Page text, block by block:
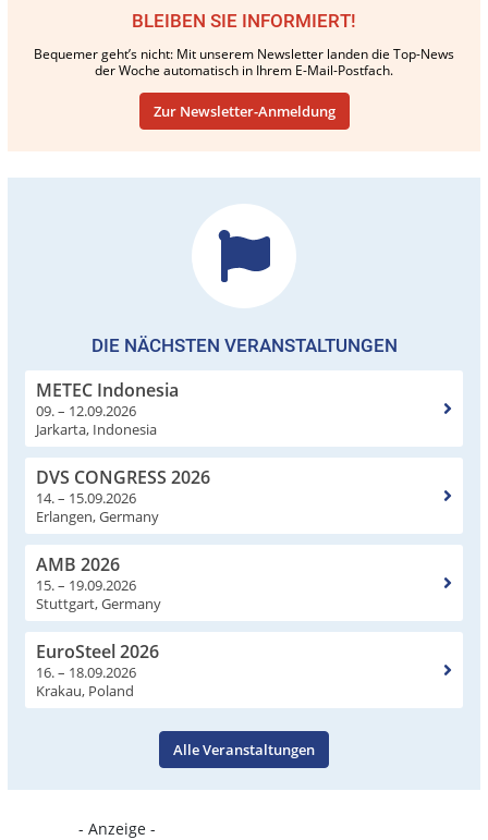
BLEIBEN SIE INFORMIERT!
Bequemer geht’s nicht: Mit unserem Newsletter landen die Top-News
der Woche automatisch in Ihrem E-Mail-Postfach.
Zur Newsletter-Anmeldung
DIE NÄCHSTEN VERANSTALTUNGEN
METEC Indonesia
09. – 12.09.2026
Jarkarta, Indonesia
DVS CONGRESS 2026
14. – 15.09.2026
Erlangen, Germany
AMB 2026
15. – 19.09.2026
Stuttgart, Germany
EuroSteel 2026
16. – 18.09.2026
Krakau, Poland
Alle Veranstaltungen
- Anzeige -